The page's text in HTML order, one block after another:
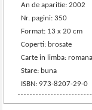
An de aparitie: 2002
Nr. pagini: 350
Format: 13 x 20 cm
Coperti: brosate
Carte in limba: romana
Stare: buna
ISBN: 973-8207-29-0